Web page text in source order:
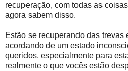
recuperação, com todas as
agora sabem disso.
Estão se recuperando das trevas
acordando de um estado
queridos, especialmente para
realmente o que vocês estão